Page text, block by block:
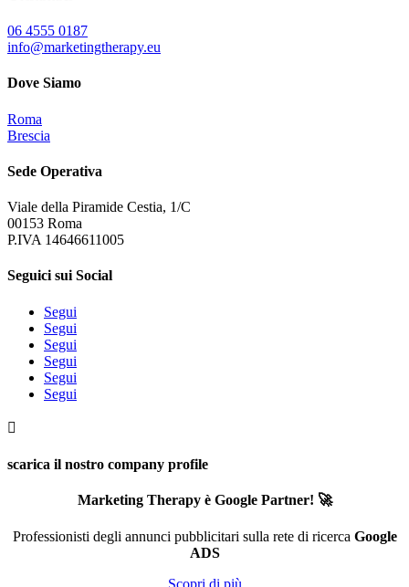
06 4555 0187
info@marketingtherapy.eu
Dove Siamo
Roma
Brescia
Sede Operativa
Viale della Piramide Cestia, 1/C
00153 Roma
P.IVA 14646611005
Seguici sui Social
Segui
Segui
Segui
Segui
Segui
Segui

scarica il nostro company profile
Marketing Therapy è Google Partner! 🚀
Professionisti degli annunci pubblicitari sulla rete di ricerca Google
ADS
Scopri di più